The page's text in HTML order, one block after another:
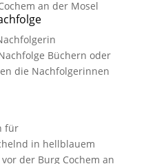
Büchern oder
die Nachfolgerinnen